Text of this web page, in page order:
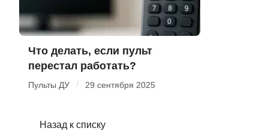
Что делать, если пульт
перестал работать?
Пульты ДУ / 29 сентября 2025
Назад к списку